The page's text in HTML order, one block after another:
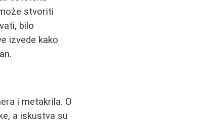
stvoriti
bilo
izvede kako
i metakrila. O
a iskustva su